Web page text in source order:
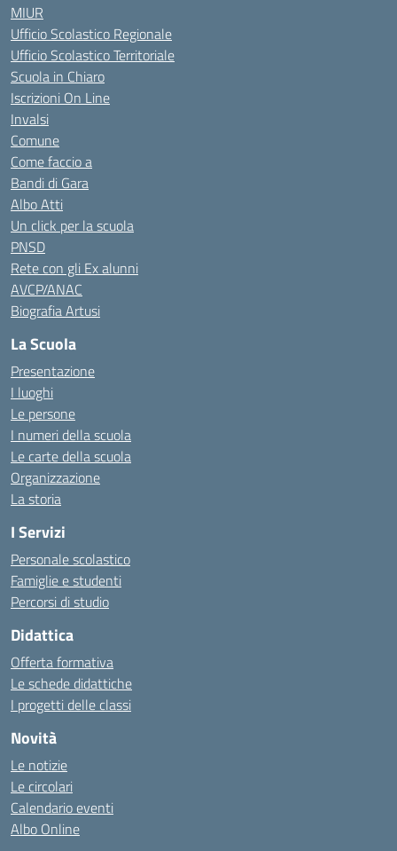
MIUR
Ufficio Scolastico Regionale
Ufficio Scolastico Territoriale
Scuola in Chiaro
Iscrizioni On Line
Invalsi
Comune
Come faccio a
Bandi di Gara
Albo Atti
Un click per la scuola
PNSD
Rete con gli Ex alunni
AVCP/ANAC
Biografia Artusi
La Scuola
Presentazione
I luoghi
Le persone
I numeri della scuola
Le carte della scuola
Organizzazione
La storia
I Servizi
Personale scolastico
Famiglie e studenti
Percorsi di studio
Didattica
Offerta formativa
Le schede didattiche
I progetti delle classi
Novità
Le notizie
Le circolari
Calendario eventi
Albo Online